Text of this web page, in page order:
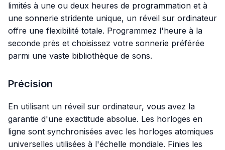
limités à une ou deux heures de programmation et à
une sonnerie stridente unique, un réveil sur ordinateur
offre une flexibilité totale. Programmez l'heure à la
seconde près et choisissez votre sonnerie préférée
parmi une vaste bibliothèque de sons.
Précision
En utilisant un réveil sur ordinateur, vous avez la
garantie d'une exactitude absolue. Les horloges en
ligne sont synchronisées avec les horloges atomiques
universelles utilisées à l'échelle mondiale. Finies les